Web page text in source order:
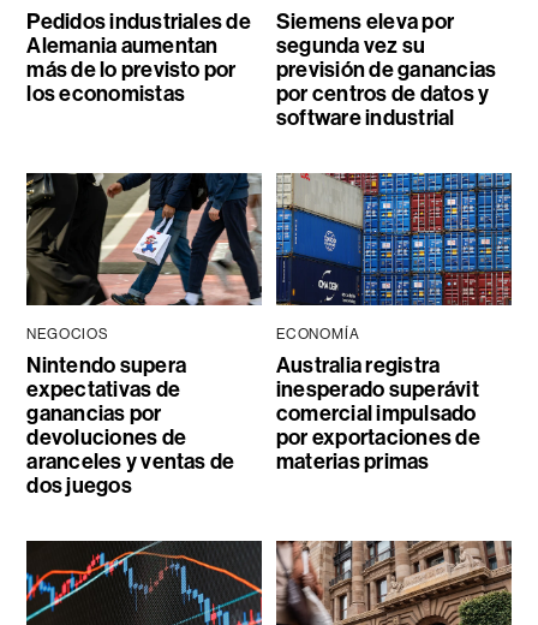
Pedidos industriales de
Alemania aumentan
más de lo previsto por
los economistas
Siemens eleva por
segunda vez su
previsión de ganancias
por centros de datos y
software industrial
NEGOCIOS
Nintendo supera
expectativas de
ganancias por
devoluciones de
aranceles y ventas de
dos juegos
ECONOMÍA
Australia registra
inesperado superávit
comercial impulsado
por exportaciones de
materias primas